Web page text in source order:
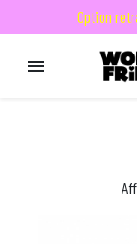
Option
